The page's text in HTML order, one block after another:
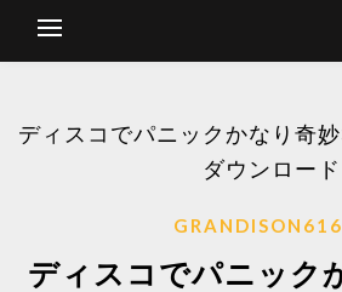
ディスコでパニックかなり奇
ダウンロード
ディスコでパニック